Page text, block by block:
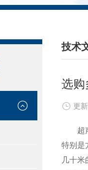
技术
/
选购
更
超声
特别是
几十